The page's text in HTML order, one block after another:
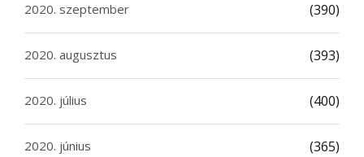
2020. szeptember (390)
2020. augusztus (393)
2020. július (400)
2020. június (365)